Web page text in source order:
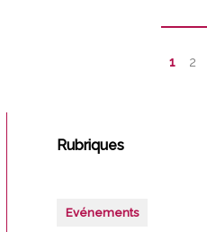
1 2
Rubriques
Evénements